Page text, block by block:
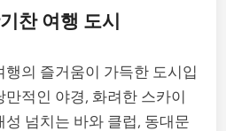
찬 여행 도시
행의 즐거움이 가득한 도시입
적인 야경, 화려한 스카이
성 넘치는 바와 클럽, 동대문